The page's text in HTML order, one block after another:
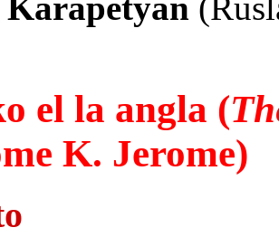
Karapetyan
el la angla (
K. Jerome)